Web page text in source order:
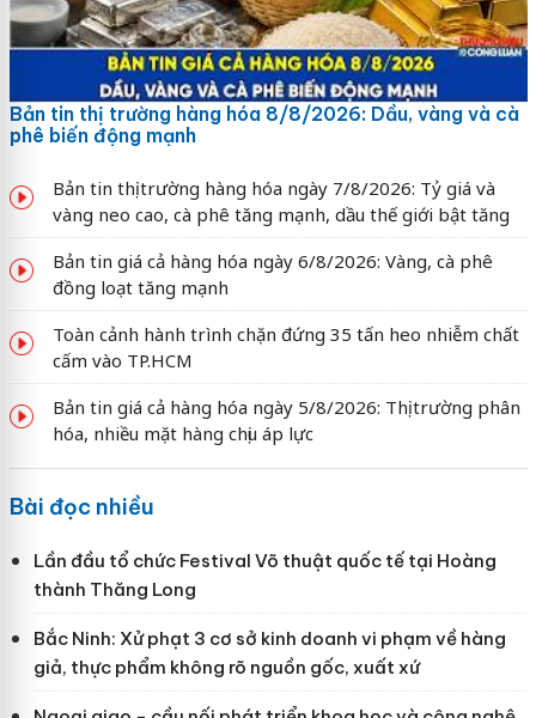
Bản tin thị trường hàng hóa 8/8/2026: Dầu, vàng và cà
phê biến động mạnh
Bản tin thị trường hàng hóa ngày 7/8/2026: Tỷ giá và
vàng neo cao, cà phê tăng mạnh, dầu thế giới bật tăng
Bản tin giá cả hàng hóa ngày 6/8/2026: Vàng, cà phê
đồng loạt tăng mạnh
Toàn cảnh hành trình chặn đứng 35 tấn heo nhiễm chất
cấm vào TP.HCM
Bản tin giá cả hàng hóa ngày 5/8/2026: Thị trường phân
hóa, nhiều mặt hàng chịu áp lực
Bài đọc nhiều
Lần đầu tổ chức Festival Võ thuật quốc tế tại Hoàng
thành Thăng Long
Bắc Ninh: Xử phạt 3 cơ sở kinh doanh vi phạm về hàng
giả, thực phẩm không rõ nguồn gốc, xuất xứ